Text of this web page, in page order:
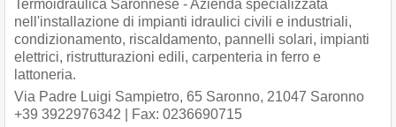
Termoidraulica Saronnese - Azienda specializzata
nell'installazione di impianti idraulici civili e industriali,
condizionamento, riscaldamento, pannelli solari, impianti
elettrici, ristrutturazioni edili, carpenteria in ferro e
lattoneria.
Via Padre Luigi Sampietro, 65 Saronno, 21047 Saronno
+39 3922976342 | Fax: 0236690715